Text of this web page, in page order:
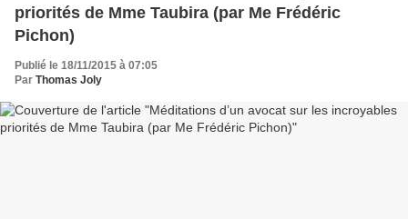
priorités de Mme Taubira (par Me Frédéric
Pichon)
Publié le 18/11/2015 à 07:05
Par Thomas Joly